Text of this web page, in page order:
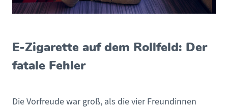
E-Zigarette auf dem Rollfeld: Der
fatale Fehler
Die Vorfreude war groß, als die vier Freundinnen